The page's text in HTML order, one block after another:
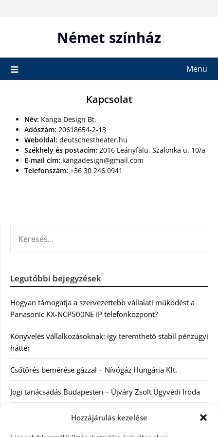
Hozzájárulás kezelése
Német színház
Menu
Kapcsolat
Név: Kanga Design Bt.
Adószám: 20618654-2-13
Weboldal: deutschestheater.hu
Székhely és postacím: 2016 Leányfalu, Szalonka u. 10/a
E-mail cím: kangadesign@gmail.com
Telefonszám: +36 30 246 0941
Legutóbbi bejegyzések
Hogyan támogatja a szervezettebb vállalati működést a
Panasonic KX-NCP500NE IP telefonközpont?
Könyvelés vállalkozásoknak: így teremthető stabil pénzügyi
háttér
Csőtörés bemérése gázzal – Nívógáz Hungária Kft.
Jogi tanácsadás Budapesten – Újváry Zsolt Ügyvédi Iroda
Arckrémek – mit érdemes tudni az öregedés lassításáról és